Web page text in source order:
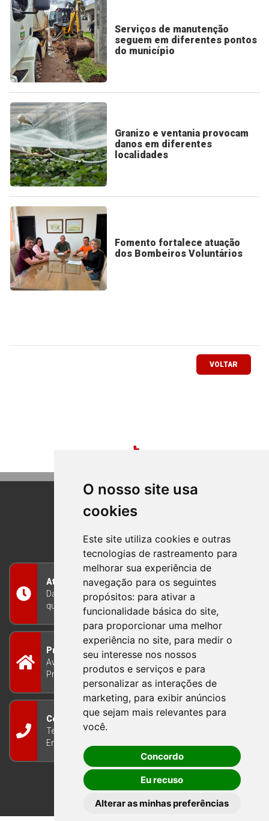
O nosso site usa
cookies
Este site utiliza cookies e outras
tecnologias de rastreamento para
melhorar sua experiência de
navegação para os seguintes
propósitos: para ativar a
funcionalidade básica do site,
para proporcionar uma melhor
experiência no site, para medir o
seu interesse nos nossos
produtos e serviços e para
personalizar as interações de
marketing, para exibir anúncios
que sejam mais relevantes para
você.
Concordo
Eu recuso
Alterar as minhas preferências
Serviços de manutenção
seguem em diferentes pontos
do município
Granizo e ventania provocam
danos em diferentes
localidades
Fomento fortalece atuação
dos Bombeiros Voluntários
VOLTAR
BOM PRINCIPIO
RIO GRANDE DO SUL
Atendimento
Das 8h às 12h e das 13h às 17h30, de segunda a
quinta-feira, e nas sextas-feiras das 7h às 13h
Prefeitura Municipal
Avenida Guilherme Winter 65 - Centro Bom
Princípio/RS - Brasil CEP 95765-000
Contato
Telefone: (51) 3634-8100
Email: